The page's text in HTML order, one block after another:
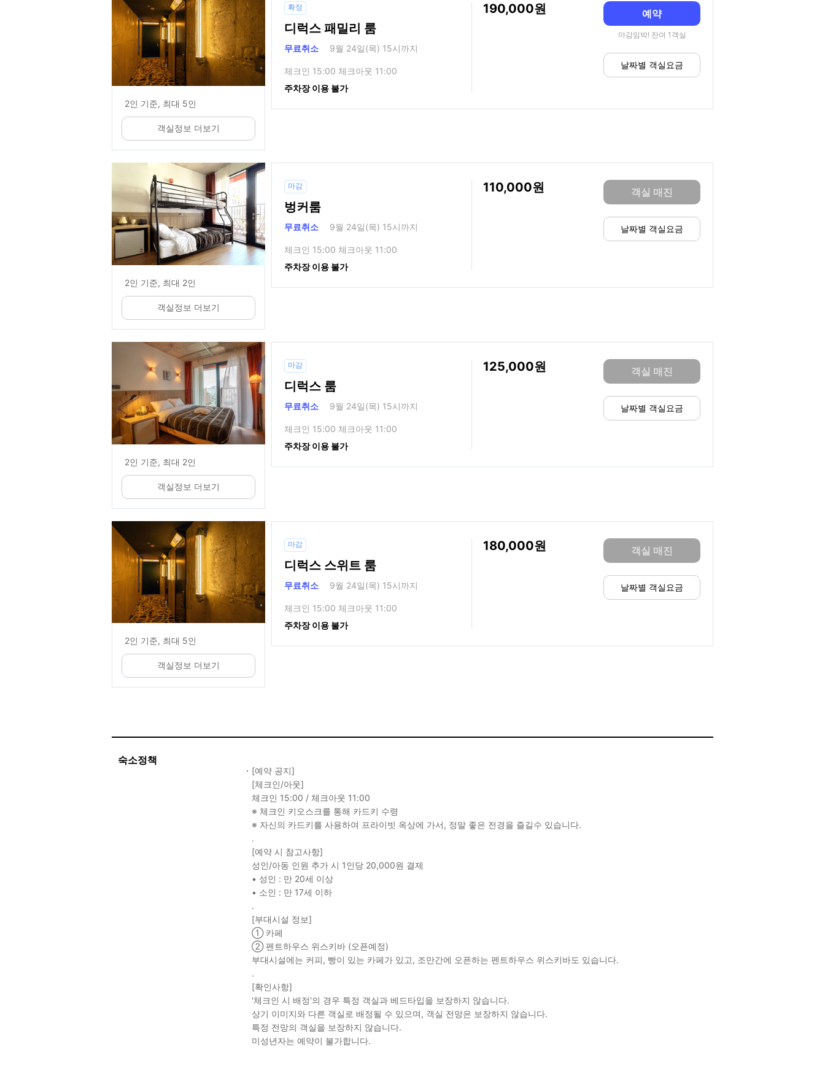
2인 기준, 최대 5인
객실정보 더보기
확정
디럭스 패밀리 룸
무료취소 9월 24일(목) 15시까지
체크인 15:00 체크아웃 11:00
주차장 이용 불가
190,000 예약
마감임박! 잔여 1객실
날짜별 객실요금
2인 기준, 최대 2인
객실정보 더보기
마감
벙커룸
무료취소 9월 24일(목) 15시까지
체크인 15:00 체크아웃 11:00
주차장 이용 불가
110,000 객실 매진
날짜별 객실요금
2인 기준, 최대 2인
객실정보 더보기
마감
디럭스 룸
무료취소 9월 24일(목) 15시까지
체크인 15:00 체크아웃 11:00
주차장 이용 불가
125,000 객실 매진
날짜별 객실요금
2인 기준, 최대 5인
객실정보 더보기
마감
디럭스 스위트 룸
무료취소 9월 24일(목) 15시까지
체크인 15:00 체크아웃 11:00
주차장 이용 불가
180,000 객실 매진
날짜별 객실요금
숙소정책
[예약 공지]
[체크인/아웃]
체크인 15:00 / 체크아웃 11:00
※ 체크인 키오스크를 통해 카드키 수령
※ 자신의 카드키를 사용하여 프라이빗 옥상에 가서, 정말 좋은 전경을 즐길수 있습니다.
.
[예약 시 참고사항]
성인/아동 인원 추가 시 1인당 20,000원 결제
• 성인 : 만 20세 이상
• 소인 : 만 17세 이하
.
[부대시설 정보]
① 카페
② 펜트하우스 위스키바 (오픈예정)
부대시설에는 커피, 빵이 있는 카페가 있고, 조만간에 오픈하는 펜트하우스 위스키바도 있습니다.
.
[확인사항]
'체크인 시 배정'의 경우 특정 객실과 베드타입을 보장하지 않습니다.
상기 이미지와 다른 객실로 배정될 수 있으며, 객실 전망은 보장하지 않습니다.
특정 전망의 객실을 보장하지 않습니다.
미성년자는 예약이 불가합니다.